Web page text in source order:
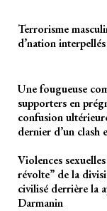
Terrorisme
d’nation
Une fougueuse
supporters en
confusion
dernier d’un clash
Violences
révolte” de la
civilisé derrière la
Darmanin